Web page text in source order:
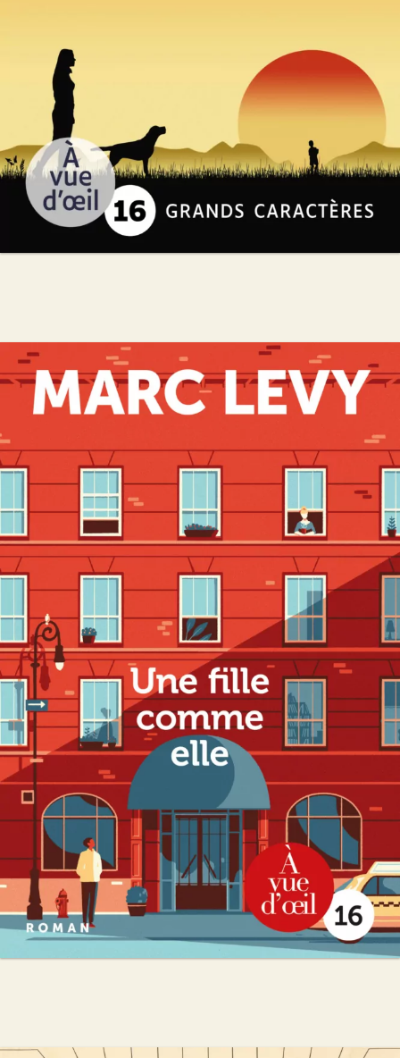
Marc Levy
24€